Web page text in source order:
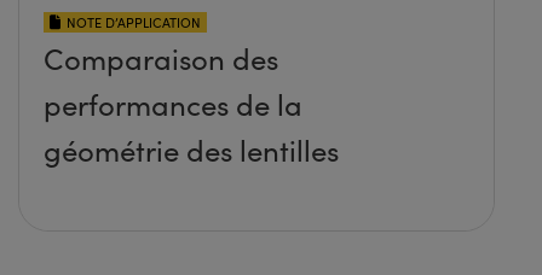
NOTE D’APPLICATION
Comparaison des
performances de la
géométrie des lentilles